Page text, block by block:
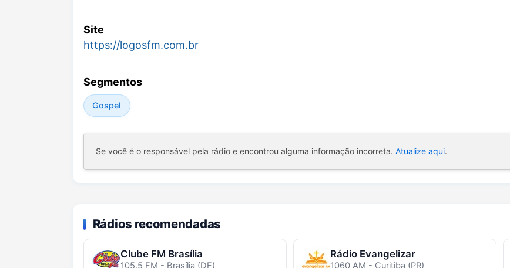
Site
https://logosfm.com.br
Segmentos
Gospel
Se você é o responsável pela rádio e encontrou alguma informação incorreta. Atualize aqui.
Rádios recomendadas
Clube FM Brasília Rádio Evangelizar